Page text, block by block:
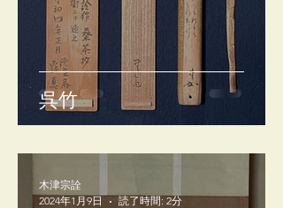
呉竹
木津宗詮
2024年1月9日
読了時間: 2分